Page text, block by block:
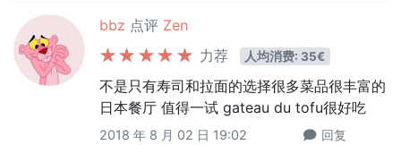
bbz 点评 Zen
力荐
人均消费: 35€
不是只有寿司和拉面的选择很多菜品很丰富的
日本餐厅 值得一试 gateau du tofu很好吃
2018 年 8 月 02 日 19:02
回复